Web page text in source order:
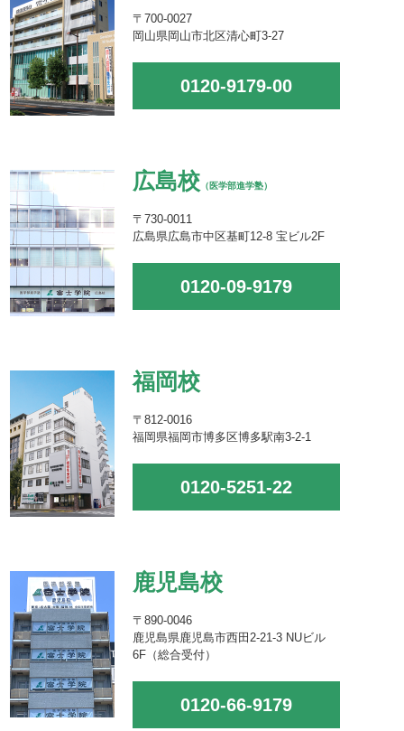
〒700-0027
岡山県岡山市北区清心町3-27
0120-9179-00
広島校 （医学部進学塾）
〒730-0011
広島県広島市中区基町12-8 宝ビル2F
0120-09-9179
福岡校
〒812-0016
福岡県福岡市博多区博多駅南3-2-1
0120-5251-22
鹿児島校
〒890-0046
鹿児島県鹿児島市西田2-21-3 NUビル
6F（総合受付）
0120-66-9179